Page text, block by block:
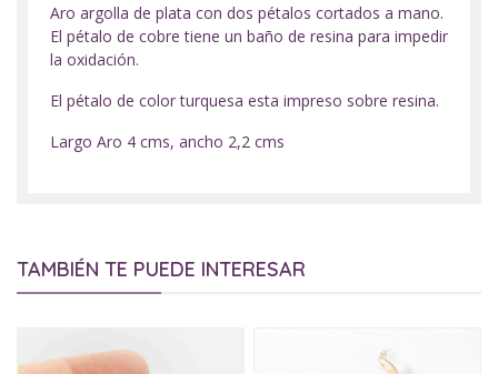
Aro argolla de plata con dos pétalos cortados a mano.
El pétalo de cobre tiene un baño de resina para impedir
la oxidación.
El pétalo de color turquesa esta impreso sobre resina.
Largo Aro 4 cms, ancho 2,2 cms
TAMBIÉN TE PUEDE INTERESAR